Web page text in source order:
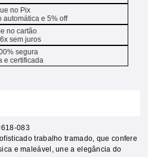
no Pix
automática e 5% off
no cartão
sem juros
segura
e certificada
083
trabalho tramado, que confere
e maleável, une a elegância do